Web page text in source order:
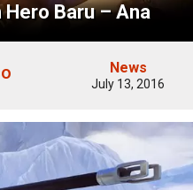
Baru – Ana
News
July 13, 2016